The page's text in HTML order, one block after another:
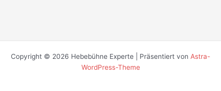
Copyright © 2026 Hebebühne Experte | Präsentiert von Astra-
WordPress-Theme